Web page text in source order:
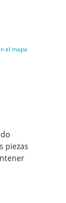
el mapa
piezas